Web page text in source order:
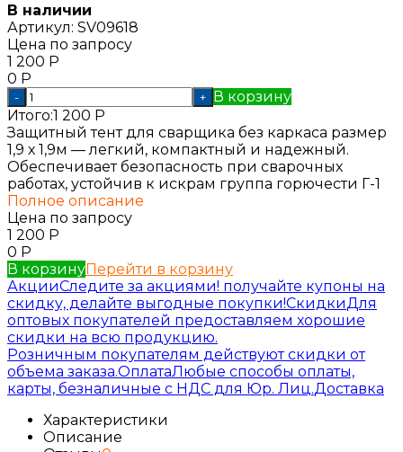
В наличии
Артикул: SV09618
Цена по запросу
1 200 Р
0 Р
- + В корзину
Итого:1 200 Р
Защитный тент для сварщика без каркаса размер
1,9 х 1,9м — легкий, компактный и надежный.
Обеспечивает безопасность при сварочных
работах, устойчив к искрам группа горючести Г-1
Полное описание
Цена по запросу
1 200 Р
0 Р
В корзинуПерейти в корзину
АкцииСледите за акциями! получайте купоны на
скидку, делайте выгодные покупки!СкидкиДля
оптовых покупателей предоставляем хорошие
скидки на всю продукцию.
Розничным покупателям действуют скидки от
объема заказа.ОплатаЛюбые способы оплаты,
карты, безналичные с НДС для Юр. Лиц.Доставка
Характеристики
Описание